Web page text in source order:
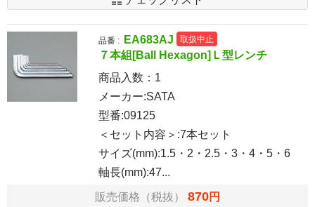
品番 : EA683AJ 取扱中止
７本組[Ball Hexagon]Ｌ型レンチ
商品入数： 1
メーカー:SATA
型番:09125
＜セット内容＞:7本セット
サイズ(mm):1.5・2・2.5・3・4・5・6
軸長(mm):47...
販売価格（税抜） 870円